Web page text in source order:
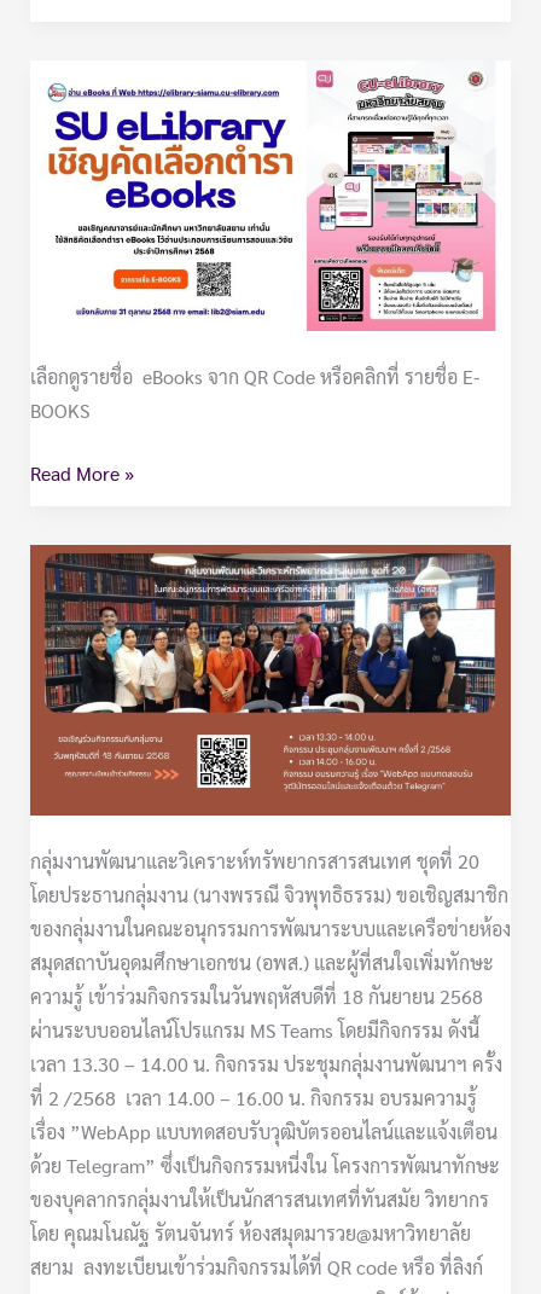
เลือกดูรายชื่อ eBooks จาก QR Code หรือคลิกที่ รายชื่อ E-
BOOKS
เชิญ
เลือก:
eBooks
eLibrary
Read More »
กลุ่มงานพัฒนาและวิเคราะห์ทรัพยากรสารสนเทศ ชุดที่ 20
โดยประธานกลุ่มงาน (นางพรรณี จิวพุทธิธรรม) ขอเชิญสมาชิก
ของกลุ่มงานในคณะอนุกรรมการพัฒนาระบบและเครือข่ายห้อง
สมุดสถาบันอุดมศึกษาเอกชน (อพส.) และผู้ที่สนใจเพิ่มทักษะ
ความรู้ เข้าร่วมกิจกรรมในวันพฤหัสบดีที่ 18 กันยายน 2568
ผ่านระบบออนไลน์โปรแกรม MS Teams โดยมีกิจกรรม ดังนี้
เวลา 13.30 – 14.00 น. กิจกรรม ประชุมกลุ่มงานพัฒนาฯ ครั้ง
ที่ 2 /2568 เวลา 14.00 – 16.00 น. กิจกรรม อบรมความรู้
เรื่อง ”WebApp แบบทดสอบรับวุฒิบัตรออนไลน์และแจ้งเตือน
ด้วย Telegram” ซึ่งเป็นกิจกรรมหนี่งใน โครงการพัฒนาทักษะ
ของบุคลากรกลุ่มงานให้เป็นนักสารสนเทศที่ทันสมัย วิทยากร
โดย คุณมโนณัฐ รัตนจันทร์ ห้องสมุดมารวย@มหาวิทยาลัย
สยาม ลงทะเบียนเข้าร่วมกิจกรรมได้ที่ QR code หรือ ที่ลิงก์
ขอ
เชิญ
ร่วม
กิจกรรม:
โครงการ
ทักษะ
กลุ่ม
งาน
ให้
เป็น
นัก
สารสนเทศ
ที่
ทัน
สมัย